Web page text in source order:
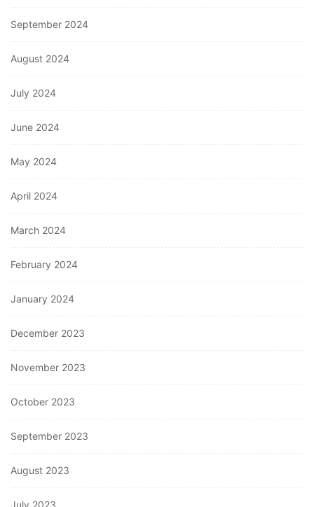
September 2024
August 2024
July 2024
June 2024
May 2024
April 2024
March 2024
February 2024
January 2024
December 2023
November 2023
October 2023
September 2023
August 2023